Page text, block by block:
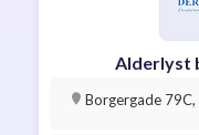
Alderlyst
Borgergade